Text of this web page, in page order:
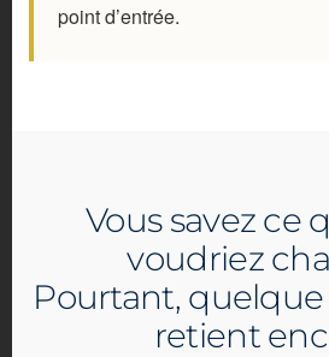
point d’entrée.
Vous savez ce
voudriez
Pourtant, quelque
retient